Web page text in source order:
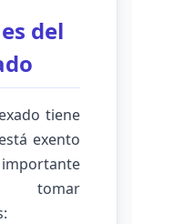
del
tiene
exento
tomar